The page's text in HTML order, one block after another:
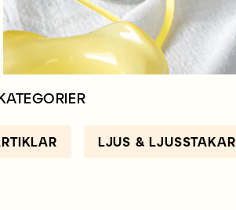
LJUS & LJUSSTAKAR